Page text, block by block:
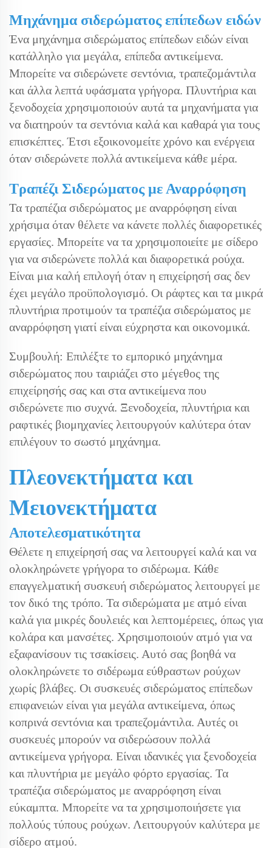
Μηχάνημα σιδερώματος επίπεδων ειδών
Ένα μηχάνημα σιδερώματος επίπεδων ειδών είναι
κατάλληλο για μεγάλα, επίπεδα αντικείμενα.
Μπορείτε να σιδερώνετε σεντόνια, τραπεζομάντιλα
και άλλα λεπτά υφάσματα γρήγορα. Πλυντήρια και
ξενοδοχεία χρησιμοποιούν αυτά τα μηχανήματα για
να διατηρούν τα σεντόνια καλά και καθαρά για τους
επισκέπτες. Έτσι εξοικονομείτε χρόνο και ενέργεια
όταν σιδερώνετε πολλά αντικείμενα κάθε μέρα.
Τραπέζι Σιδερώματος με Αναρρόφηση
Τα τραπέζια σιδερώματος με αναρρόφηση είναι
χρήσιμα όταν θέλετε να κάνετε πολλές διαφορετικές
εργασίες. Μπορείτε να τα χρησιμοποιείτε με σίδερο
για να σιδερώνετε πολλά και διαφορετικά ρούχα.
Είναι μια καλή επιλογή όταν η επιχείρησή σας δεν
έχει μεγάλο προϋπολογισμό. Οι ράφτες και τα μικρά
πλυντήρια προτιμούν τα τραπέζια σιδερώματος με
αναρρόφηση γιατί είναι εύχρηστα και οικονομικά.
Συμβουλή: Επιλέξτε το εμπορικό μηχάνημα
σιδερώματος που ταιριάζει στο μέγεθος της
επιχείρησής σας και στα αντικείμενα που
σιδερώνετε πιο συχνά. Ξενοδοχεία, πλυντήρια και
ραφτικές βιομηχανίες λειτουργούν καλύτερα όταν
επιλέγουν το σωστό μηχάνημα.
Πλεονεκτήματα και
Μειονεκτήματα
Αποτελεσματικότητα
Θέλετε η επιχείρησή σας να λειτουργεί καλά και να
ολοκληρώνετε γρήγορα το σιδέρωμα. Κάθε
επαγγελματική συσκευή σιδερώματος λειτουργεί με
τον δικό της τρόπο. Τα σιδερώματα με ατμό είναι
καλά για μικρές δουλειές και λεπτομέρειες, όπως για
κολάρα και μανσέτες. Χρησιμοποιούν ατμό για να
εξαφανίσουν τις τσακίσεις. Αυτό σας βοηθά να
ολοκληρώνετε το σιδέρωμα εύθραστων ρούχων
χωρίς βλάβες. Οι συσκευές σιδερώματος επίπεδων
επιφανειών είναι για μεγάλα αντικείμενα, όπως
κοπρινά σεντόνια και τραπεζομάντιλα. Αυτές οι
συσκευές μπορούν να σιδερώσουν πολλά
αντικείμενα γρήγορα. Είναι ιδανικές για ξενοδοχεία
και πλυντήρια με μεγάλο φόρτο εργασίας. Τα
τραπέζια σιδερώματος με αναρρόφηση είναι
εύκαμπτα. Μπορείτε να τα χρησιμοποιήσετε για
πολλούς τύπους ρούχων. Λειτουργούν καλύτερα με
σίδερο ατμού.